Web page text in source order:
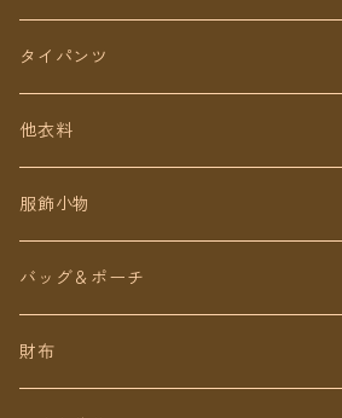
タイパンツ
定番無地タイパンツ
チェトオリジナル
ロング丈
ミディアム丈
他衣料
トップス
ワンピース
パンツ
服飾小物
バッグ＆ポーチ
財布